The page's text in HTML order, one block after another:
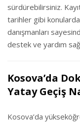
sürdürebilirsiniz.
tarihler gibi
danışmanları
destek ve yardım
Kosova’da
Yatay Geçiş
Kosova’da